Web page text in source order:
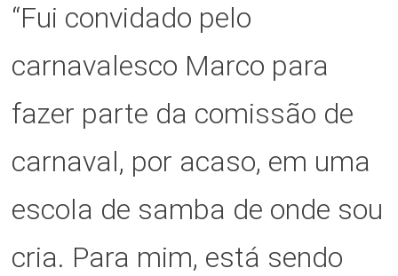
“Fui convidado pelo
carnavalesco Marco para
fazer parte da comissão de
carnaval, por acaso, em uma
escola de samba de onde sou
cria. Para mim, está sendo